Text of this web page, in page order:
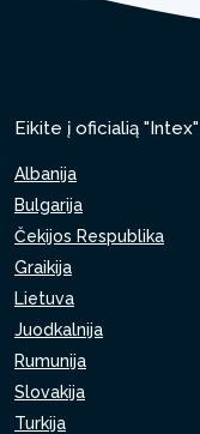
Eikite į oficialią
Albanija
Bulgarija
Čekijos Respublika
Graikija
Lietuva
Juodkalnija
Rumunija
Slovakija
Turkija